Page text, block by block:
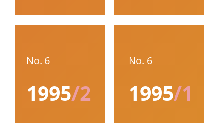
No. 6
1995/2
No. 6
1995/1